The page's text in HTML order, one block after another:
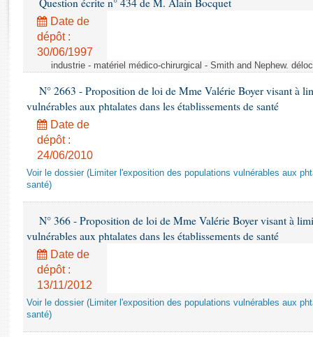
Rapports d'enquête
Rapports législatifs
Rapports sur l'application des lois
Baromètre de l’application des lois
Dossiers législatifs
Budget et sécurité sociale
Questions écrites et orales
Comptes rendus des débats
Question écrite n° 434 de M. Alain Bocquet
Date de
dépôt :
30/06/1997
industrie - matériel médico-chirurgical - Smith and Nephew.
N° 2663 - Proposition de loi de Mme Valérie Boyer visant à
vulnérables aux phtalates dans les établissements de santé
Date de
dépôt :
24/06/2010
Voir le dossier (Limiter l'exposition des populations vulnérables aux
santé)
N° 366 - Proposition de loi de Mme Valérie Boyer visant à
vulnérables aux phtalates dans les établissements de santé
Date de
dépôt :
13/11/2012
Voir le dossier (Limiter l'exposition des populations vulnérables aux
santé)